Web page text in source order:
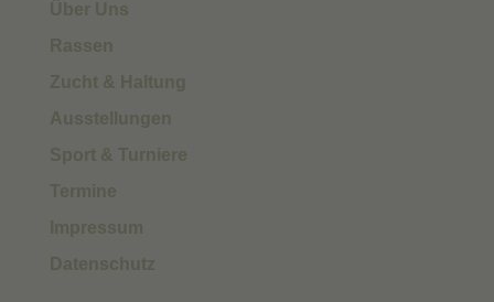
Über Uns
Rassen
Zucht & Haltung
Ausstellungen
Sport & Turniere
Termine
Impressum
Datenschutz